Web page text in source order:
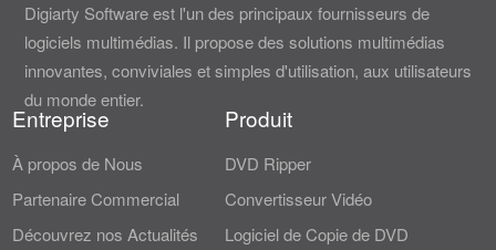
Digiarty Software est l'un des principaux fournisseurs de
logiciels multimédias. Il propose des solutions multimédias
innovantes, conviviales et simples d'utilisation, aux utilisateurs
du monde entier.
Entreprise
À propos de Nous
Partenaire Commercial
Découvrez nos Actualités
Produit
DVD Ripper
Convertisseur Vidéo
Logiciel de Copie de DVD